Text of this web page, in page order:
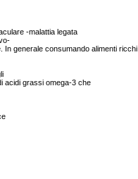
-malattia legata
In generale consumando alimenti ricchi
acidi grassi omega-3 che